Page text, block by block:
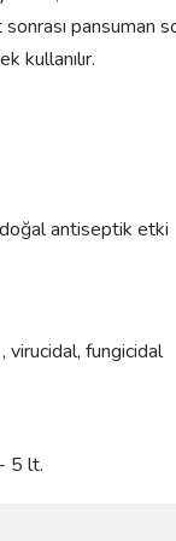
pansuman
kullanılır.
doğal antiseptik etki
virucidal, fungicidal
5 lt.